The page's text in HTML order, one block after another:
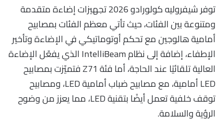
توفر شيفروليه كولورادو 2026 تجهيزات إضاءة متقدمة
ومتنوعة بين الفئات، حيث تأتي معظم الفئات بمصابيح
أمامية هالوجين مع تحكم أوتوماتيكي في الإضاءة وتأخير
الإطفاء، إضافة إلى نظام IntelliBeam الذي يفعّل الإضاءة
العالية تلقائيًا عند الحاجة، أما فئة Z71 فتميّزت بمصابيح
LED أمامية، مع مصابيح ضباب أمامية LED، ومصابيح
توقف خلفية تعمل أيضًا بتقنية LED، مما يعزز من وضوح
الرؤية والسلامة.